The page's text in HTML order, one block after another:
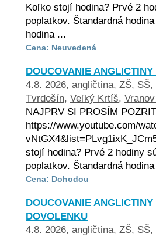
Koľko stojí hodina? Prvé 2
poplatkov. Štandardná
hodina ...
Cena: Neuvedená
DOUCOVANIE
4.8. 2026, angličtina, ZŠ, SŠ,
Tvrdošín, Veľký Krtíš,
NAJPRV SI PROSÍM
https://www.youtube.com/
stojí hodina? Prvé 2 hodiny
poplatkov. Štandardná
Cena: Dohodou
DOUCOVANIE
DOVOLENKU
4.8. 2026, angličtina, ZŠ, SŠ,